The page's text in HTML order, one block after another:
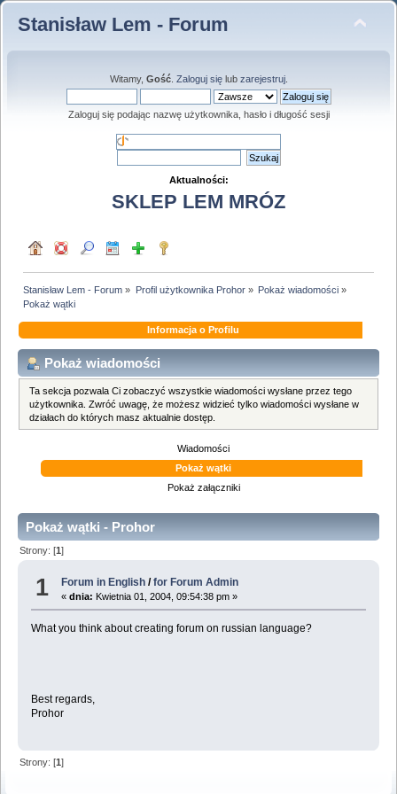
Stanisław Lem - Forum
Witamy, Gość. Zaloguj sięlub zarejestruj.
Zaloguj się podając nazwę użytkownika, hasło i długość sesji
Aktualności:
SKLEP LEM MRÓZ
Stanisław Lem - Forum » Profil użytkownika Prohor» Pokaż wiadomości»
Pokaż wątki
Informacja o Profilu
Pokaż wiadomości
Ta sekcja pozwala Ci zobaczyć wszystkie wiadomości wysłane przez tego
użytkownika. Zwróć uwagę, że możesz widzieć tylko wiadomości wysłane w
działach do których masz aktualnie dostęp.
Wiadomości
Pokaż wątki
Pokaż załączniki
Pokaż wątki - Prohor
Strony: [1]
1 Forum in English /for Forum Admin
«dnia: Kwietnia 01, 2004, 09:54:38 pm »
What you think about creating forum on russian language?
Best regards,
Prohor
Strony: [1]